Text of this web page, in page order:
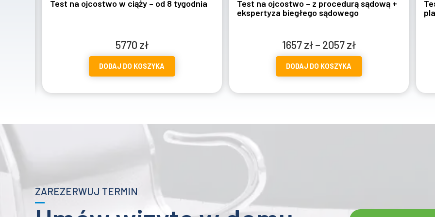
Test na ojcostwo – z procedurą sądową +
DODAJ DO KOSZYKA
Test na ojcostwo z pobraniem w
placówce – wymazy/mikroślady
od